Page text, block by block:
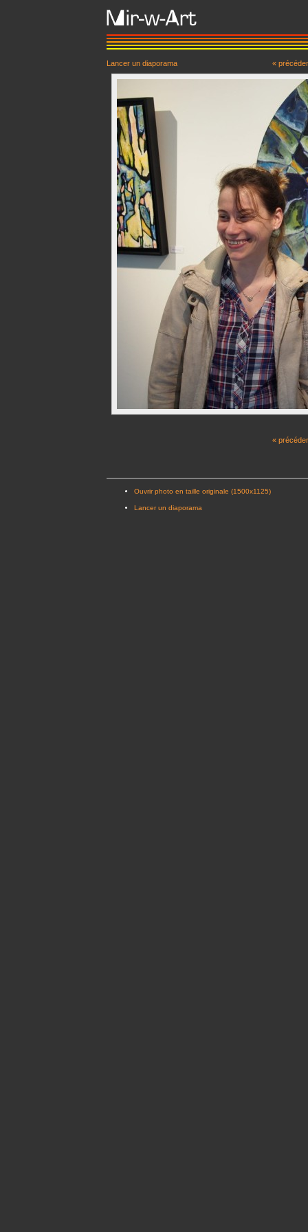
Lancer un diaporama «
«
Ouvrir photo en taille originale (1500x1125)
Lancer un diaporama